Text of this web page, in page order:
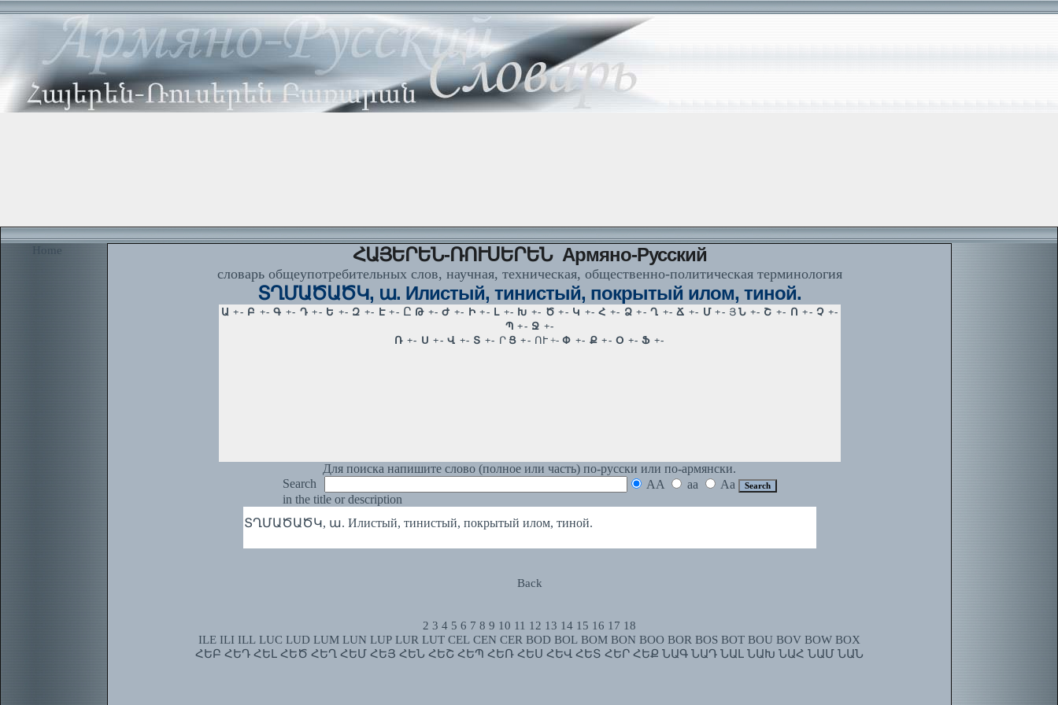
Home ՀԱՅԵՐԵՆ-ՌՈՒՍԵՐԵՆ Армяно-Русский
словарь общеупотребительных слов, научная, техническая, общественно-политическая терминология
ՏՂՄԱԾԱԾԿ, ա. Илистый, тинистый, покрытый илом, тиной.
Для поиска напишите слово (полное или часть) по-русски или по-армянски.
Search
AA aa
Aa
in the title or description
ՏՂՄԱԾԱԾԿ, ա. Илистый, тинистый, покрытый илом, тиной.
Back
2 3 4 5 6 7 8 9 10 11 12 13 14 15 16 17 18
ILE ILI ILL LUC LUD LUM LUN LUP LUR LUT CEL CEN CER BOD BOL BOM BON BOO BOR BOS BOT BOU BOV BOW BOX
ՀԵԲ ՀԵԴ ՀԵԼ ՀԵԾ ՀԵՂ ՀԵՄ ՀԵՅ ՀԵՆ ՀԵՇ ՀԵՊ ՀԵՌ ՀԵՍ ՀԵՎ ՀԵՏ ՀԵՐ ՀԵՔ ՆԱԳ ՆԱԴ ՆԱԼ ՆԱԽ ՆԱՀ ՆԱՄ ՆԱՆ